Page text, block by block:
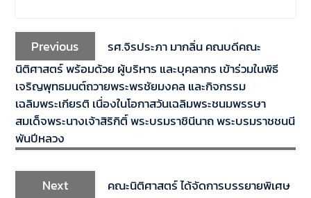
Previous
รศ.จิรประภา มากลิ่น คณบดีคณะ
นิติศาสตร์ พร้อมด้วย ผู้บริหาร และบุคลากร เข้าร่วมในพิธี
เจริญพุทธมนต์ถวายพระพรชัยมงคล และกิจกรรม
เฉลิมพระเกียรติ เนื่องในโอกาสวันเฉลิมพระชนมพรรษา
สมเด็จพระนางเจ้าสิริกิติ์ พระบรมราชินีนาถ พระบรมราชชนนี
พันปีหลวง
Next
คณะนิติศาสตร์ ได้จัดการบรรยายพิเศษ